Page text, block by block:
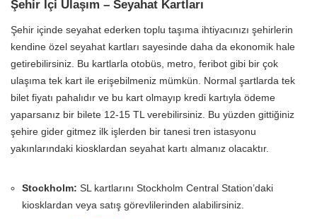
Şehir İçi Ulaşım – Seyahat Kartları
Şehir içinde seyahat ederken toplu taşıma ihtiyacınızı şehirlerin
kendine özel seyahat kartları sayesinde daha da ekonomik hale
getirebilirsiniz. Bu kartlarla otobüs, metro, feribot gibi bir çok
ulaşıma tek kart ile erişebilmeniz mümkün. Normal şartlarda tek
bilet fiyatı pahalıdır ve bu kart olmayıp kredi kartıyla ödeme
yaparsanız bir bilete 12-15 TL verebilirsiniz. Bu yüzden gittiğiniz
şehire gider gitmez ilk işlerden bir tanesi tren istasyonu
yakınlarındaki kiosklardan seyahat kartı almanız olacaktır.
Stockholm: SL kartlarını Stockholm Central Station’daki
kiosklardan veya satış görevlilerinden alabilirsiniz.